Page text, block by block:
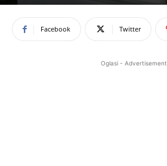
Facebook Twitter
Oglasi - Advertisement